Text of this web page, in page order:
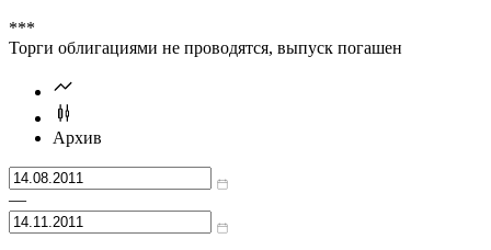
***
Торги облигациями не проводятся, выпуск погашен
Архив
—